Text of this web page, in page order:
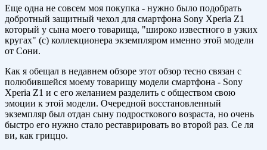
Еще одна не совсем моя покупка - нужно было подобрать
добротный защитный чехол для смартфона Sony Xperia Z1
который у сына моего товарища, "широко известного в узких
кругах" (с) коллекционера экземпляром именно этой модели
от Сони.
Как я обещал в недавнем обзоре этот обзор тесно связан с
полюбившейся моему товарищу модели смартфона - Sony
Xperia Z1 и с его желанием разделить с обществом свою
эмоции к этой модели. Очередной восстановленный
экземпляр был отдан сыну подросткового возраста, но очень
быстро его нужно стало реставрировать во второй раз. Се ля
ви, как гриццо.